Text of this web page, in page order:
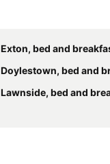
Exton, bed and
Doylestown, bed and
Lawnside, bed and